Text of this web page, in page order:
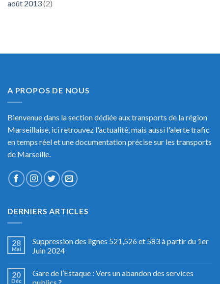
août 2013(2)
A PROPOS DE NOUS
Bienvenue dans la section dédiée aux transports de la région
Marseillaise, ici retrouvez l'actualité, mais aussi l'alerte trafic
en temps réel et une documentation précise sur les transports
de Marseille.
DERNIERS ARTICLES
28
Mai
Suppression des lignes 521,526 et 583 à partir du 1er
Juin 2024
20
Déc
Gare de l’Estaque : Vers un abandon des services